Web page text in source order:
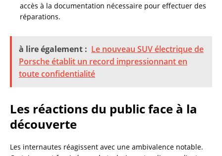
accès à la documentation nécessaire pour effectuer des
réparations.
à lire également : Le nouveau SUV électrique de
Porsche établit un record impressionnant en
toute confidentialité
Les réactions du public face à la
découverte
Les internautes réagissent avec une ambivalence notable.